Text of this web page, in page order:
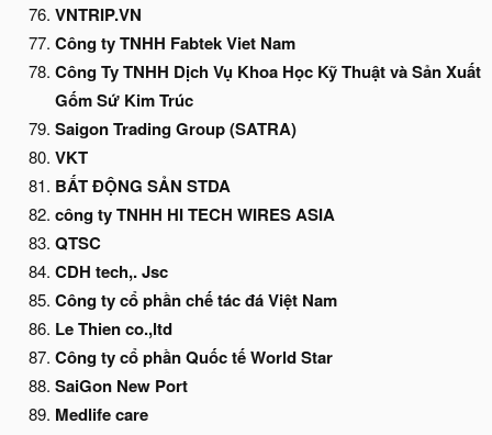
VNTRIP.VN
Công ty TNHH Fabtek Viet Nam
Công Ty TNHH Dịch Vụ Khoa Học Kỹ Thuật và Sản Xuất
Gốm Sứ Kim Trúc
Saigon Trading Group (SATRA)
VKT
BẤT ĐỘNG SẢN STDA
công ty TNHH HI TECH WIRES ASIA
QTSC
CDH tech,. Jsc
Công ty cổ phần chế tác đá Việt Nam
Le Thien co.,ltd
Công ty cổ phần Quốc tế World Star
SaiGon New Port
Medlife care